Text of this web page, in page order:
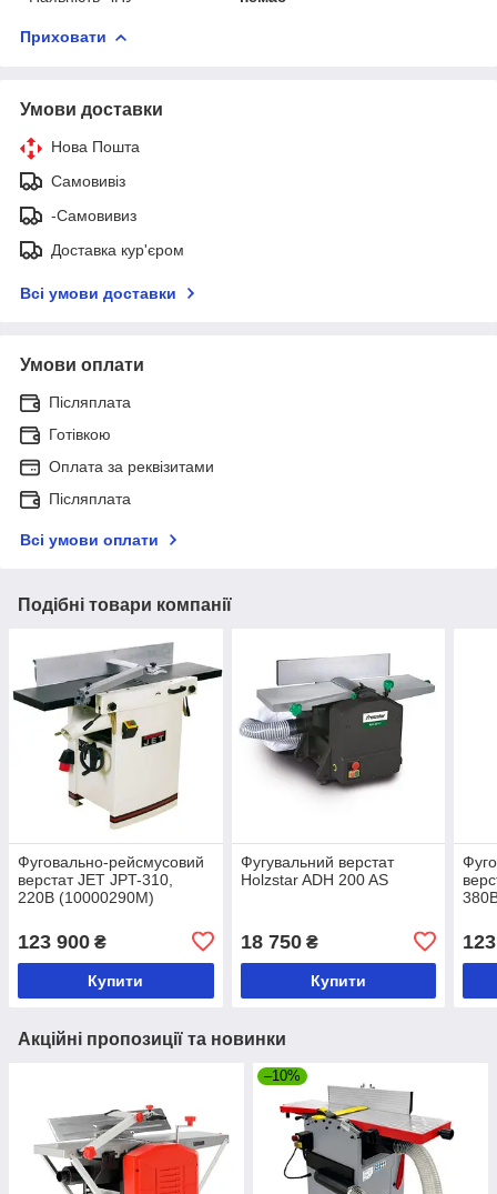
Приховати
Умови доставки
Нова Пошта
Самовивіз
-Самовивиз
Доставка кур'єром
Всі умови доставки
Умови оплати
Післяплата
Готівкою
Оплата за реквізитами
Післяплата
Всі умови оплати
Подібні товари компанії
Фуговально-рейсмусовий
верстат JET JPT-310,
220В (10000290M)
123 900 ₴
Купити
Фугувальний верстат
Holzstar ADH 200 AS
18 750₴
Купити
Акційні пропозиції та новинки
–10%